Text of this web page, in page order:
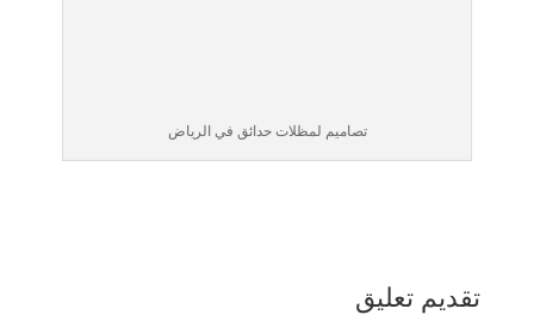
تصاميم لمظلات حدائق في الرياض
تقديم تعليق